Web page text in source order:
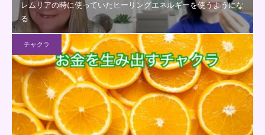
レムリアの時に使っていたヒーリングエネルギーを使うようにな
る
チャクラ